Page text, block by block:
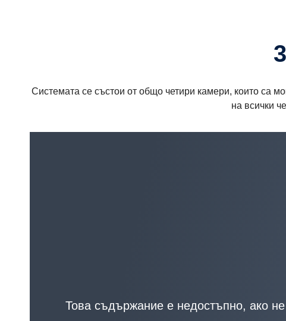
Системата се състои от общо четири камери, които са
на всички
Това съдържание е недостъпно, ако